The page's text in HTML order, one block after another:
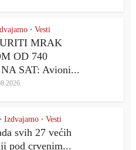
• Vesti
MRAK
OD 740
SAT: Avioni...
• Izdvajamo • Vesti
svih 27 većih
pod crvenim...